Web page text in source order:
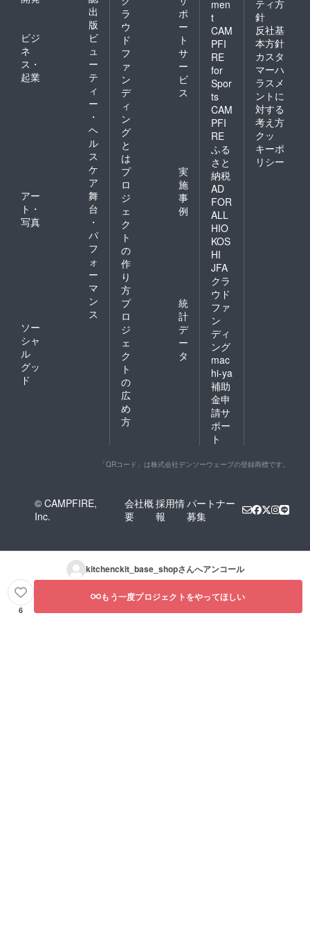
出
版
ビジ
ネ
ス・
起業
ビ
ュ
ー
テ
ィ
ー
・
ヘ
ル
ス
ケ
ア
アー
ト・
写真
舞
台
・
パ
フ
ォ
ー
マ
ン
ス
ソー
シャ
ル
グッ
ド
ラ
ウ
ド
フ
ァ
ン
デ
ィ
ン
グ
と
は
ポ
ー
ト
サ
ー
ビ
ス
プ
ロ
ジ
ェ
ク
ト
の
作
り
方
実
施
事
例
プ
ロ
ジ
ェ
ク
ト
の
広
め
方
統
計
デ
ー
タ
men
t
CAM
PFI
RE
for
Spor
ts
CAM
PFI
RE
ふる
さと
納税
AD
FOR
ALL
HIO
KOS
HI
JFA
クラ
ウド
ファ
ン
ディ
ング
mac
hi-ya
補助
金申
請サ
ポー
ト
ティ方
針
反社基
本方針
カスタ
マーハ
ラスメ
ントに
対する
考え方
クッ
キーポ
リシー
「QRコード」は株式会社デンソーウェーブの登録商標です。
© CAMPFIRE,
Inc.
会社概
要
採用情
報
パートナー
募集
kitchenckit_base_shopさんへアンコール
6
もう一度プロジェクトをやってほしい